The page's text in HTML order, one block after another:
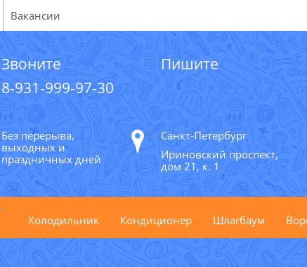
Вакансии
Звоните
8-931-999-97-30
Пишите
Без перерыва,
выходных и
праздничных дней
Санкт-Петербург
Ириновский проспект,
дом 21, к. 1
Холодильник Кондиционер Шлагбаум